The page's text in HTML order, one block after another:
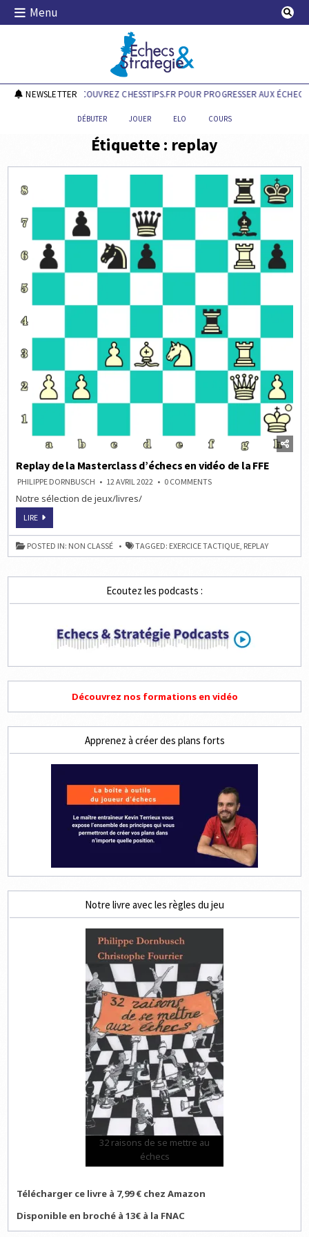
Skip
Menu
Echecs & Stratégie
NEWSLETTERDÉCOUVREZ CHESSTIPS.FR POUR PROGRESSER AUX ÉCHECS
DÉBUTER JOUER ELO COURS
Étiquette : replay
Replay de la Masterclass d’échecs en vidéo de la FFE
PHILIPPE DORNBUSCH 12 AVRIL 2022 0 COMMENTSON
VIDÉO
DE
LA
Notre sélection de jeux/livres/
LIREREPLAY
LA
MASTERCLASS
D’ÉCHECS
EN
DE
POSTED IN: NON CLASSÉ TAGGED: EXERCICE TACTIQUE REPLAY
Ecoutez les podcasts :
Découvrez nos formations en vidéo
Apprenez à créer des plans forts
Notre livre avec les règles du jeu
32 raisons de se mettre au
échecs
Télécharger ce livre à 7,99 € chez Amazon
Disponible en broché à 13€ à la FNAC